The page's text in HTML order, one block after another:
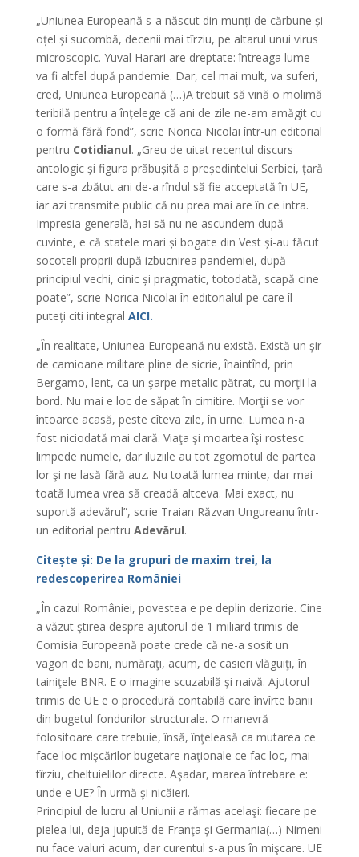
„Uniunea Europeană s-a născut din munți de cărbune și
oțel și sucombă, decenii mai tîrziu, pe altarul unui virus
microscopic. Yuval Harari are dreptate: întreaga lume
va fi altfel după pandemie. Dar, cel mai mult, va suferi,
cred, Uniunea Europeană (…)A trebuit să vină o molimă
teribilă pentru a înțelege că ani de zile ne-am amăgit cu
o formă fără fond”, scrie Norica Nicolai într-un editorial
pentru Cotidianul. „Greu de uitat recentul discurs
antologic și figura prăbușită a președintelui Serbiei, țară
care s-a zbătut ani de-a rîndul să fie acceptată în UE,
iar azi transmite public că nu prea mai are în ce intra.
Impresia generală, hai să nu ne ascundem după
cuvinte, e că statele mari și bogate din Vest și-au făcut
socoteli proprii după izbucnirea pandemiei, după
principiul vechi, cinic și pragmatic, totodată, scapă cine
poate”, scrie Norica Nicolai în editorialul pe care îl
puteți citi integral AICI.
„În realitate, Uniunea Europeană nu există. Există un şir
de camioane militare pline de sicrie, înaintînd, prin
Bergamo, lent, ca un şarpe metalic pătrat, cu morţii la
bord. Nu mai e loc de săpat în cimitire. Morţii se vor
întoarce acasă, peste cîteva zile, în urne. Lumea n-a
fost niciodată mai clară. Viaţa şi moartea îşi rostesc
limpede numele, dar iluziile au tot zgomotul de partea
lor şi ne lasă fără auz. Nu toată lumea minte, dar mai
toată lumea vrea să creadă altceva. Mai exact, nu
suportă adevărul”, scrie Traian Răzvan Ungureanu într-
un editorial pentru Adevărul.
Citește și: De la grupuri de maxim trei, la
redescoperirea României
„În cazul României, povestea e pe deplin derizorie. Cine
a văzut ştirea despre ajutorul de 1 miliard trimis de
Comisia Europeană poate crede că ne-a sosit un
vagon de bani, număraţi, acum, de casieri vlăguiţi, în
tainiţele BNR. E o imagine scuzabilă şi naivă. Ajutorul
trimis de UE e o procedură contabilă care învîrte banii
din bugetul fondurilor structurale. O manevră
folositoare care trebuie, însă, înţeleasă ca mutarea ce
face loc mişcărilor bugetare naţionale ce fac loc, mai
tîrziu, cheltuielilor directe. Aşadar, marea întrebare e:
unde e UE? În urmă şi nicăieri.
Principiul de lucru al Uniunii a rămas acelaşi: fiecare pe
pielea lui, deja jupuită de Franţa şi Germania(…) Nimeni
nu face valuri acum, dar curentul s-a pus în mişcare. UE